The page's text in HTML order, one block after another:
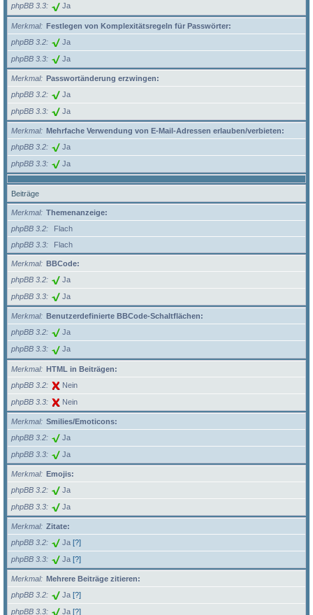
phpBB 3.3 Ja
Merkmal
Festlegen von Komplexitätsregeln für Passwörter:
phpBB 3.2
Ja
phpBB 3.3 Ja
Merkmal
Passwortänderung erzwingen:
phpBB 3.2
Ja
phpBB 3.3 Ja
Merkmal
Mehrfache Verwendung von E-Mail-Adressen erlauben/verbieten:
phpBB 3.2
Ja
phpBB 3.3 Ja
Beiträge
Merkmal
Themenanzeige:
phpBB 3.2
Flach
phpBB 3.3
Flach
Merkmal
BBCode:
phpBB 3.2
Ja
phpBB 3.3 Ja
Merkmal
Benutzerdefinierte BBCode-Schaltflächen:
phpBB 3.2
Ja
phpBB 3.3 Ja
Merkmal
HTML in Beiträgen:
phpBB 3.2
Nein
phpBB 3.3 Nein
Merkmal
Smilies/Emoticons:
phpBB 3.2
Ja
phpBB 3.3 Ja
Merkmal
Emojis:
phpBB 3.2
Ja
phpBB 3.3 Ja
Merkmal
Zitate:
phpBB 3.2
Ja [?]
phpBB 3.3 Ja [?]
Merkmal
Mehrere Beiträge zitieren:
phpBB 3.2
Ja [?]
phpBB 3.3 Ja [?]